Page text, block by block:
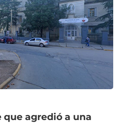
agredió a una